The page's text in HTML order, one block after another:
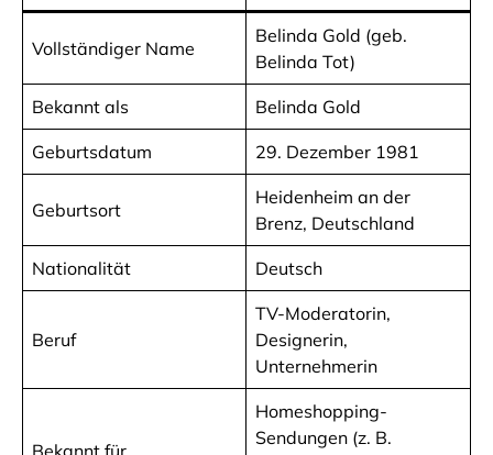
Vollständiger Name
Belinda Gold (geb.
Belinda Tot)
Bekannt als Belinda Gold
Geburtsdatum 29. Dezember 1981
Geburtsort
Heidenheim an der
Brenz, Deutschland
Nationalität Deutsch
Beruf
TV-Moderatorin,
Designerin,
Unternehmerin
Bekannt für
Homeshopping-
Sendungen (z. B.